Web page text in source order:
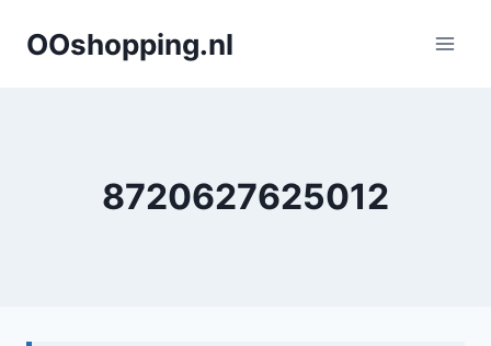
naarOOshopping.nl
8720627625012